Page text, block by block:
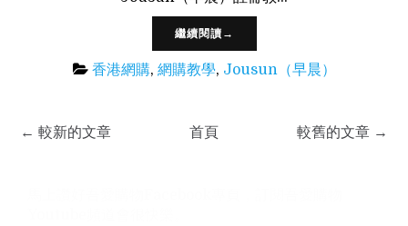
繼續閱讀→
香港網購, 網購教學, Jousun（早晨）
← 較新的文章 較舊的文章 →
首頁